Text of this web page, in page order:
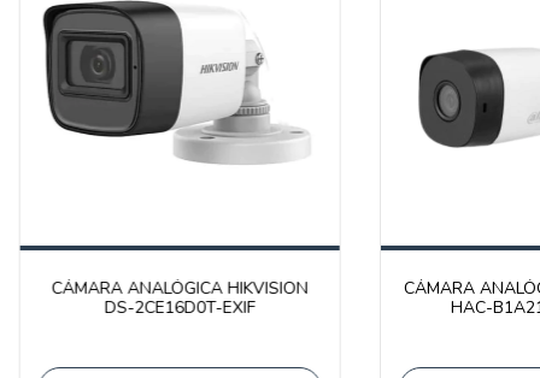
CÁMARA ANALÓGICA HIKVISION
DS-2CE16D0T-EXIF
CÁMARA
HAC-